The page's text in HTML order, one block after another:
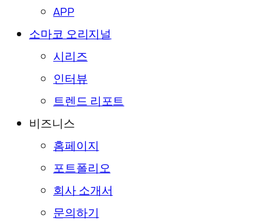
APP
소마코 오리지널
시리즈
인터뷰
트렌드 리포트
비즈니스
홈페이지
포트폴리오
회사 소개서
문의하기